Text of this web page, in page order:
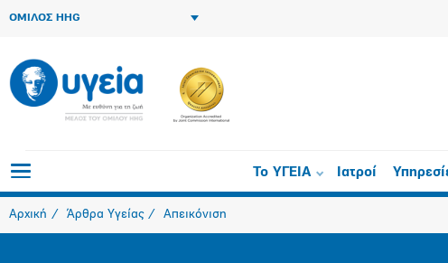
ΟΜΙΛΟΣ HHG
Το ΥΓΕΙΑ Ιατροί
Αρχική Άρθρα Υγείας Απεικόνιση